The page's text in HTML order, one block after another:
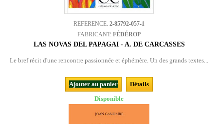
REFERENCE: 2-85792-057-1
FABRICANT: FÉDÉROP
LAS NÒVAS DEL PAPAGAI - A. DE CARCASSÉS
Le bref récit d'une rencontre passionnée et éphémère. Un des grands textes...
Ajouter au panier
Détails
Disponible